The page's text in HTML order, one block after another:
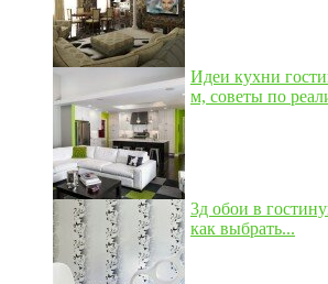
Идеи кухни
м, советы по
3д обои в
как выбрать...